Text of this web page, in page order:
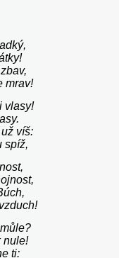
mrav!
vlasy!
víš:
spíž,
nule!
ti: